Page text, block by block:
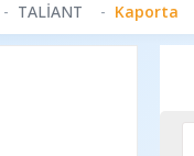
TALİANT Kaporta